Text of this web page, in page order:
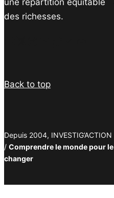
une répartition équitable
des richesses.
Back to top
Depuis 2004, INVESTIG’ACTION
/ Comprendre le monde pour le
changer